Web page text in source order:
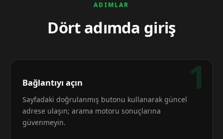
ADIMLAR
Dört adımda giriş
1
Bağlantıyı açın
Sayfadaki doğrulanmış butonu kullanarak güncel
adrese ulaşın; arama motoru sonuçlarına
güvenmeyin.